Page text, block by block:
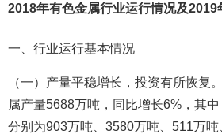
2018年有色金属行业运行情况及2019
一、行业运行基本情况
（一）产量平稳增长，投资有所恢复
属产量5688万吨，同比增长6%，其
分别为903万吨、3580万吨、511万